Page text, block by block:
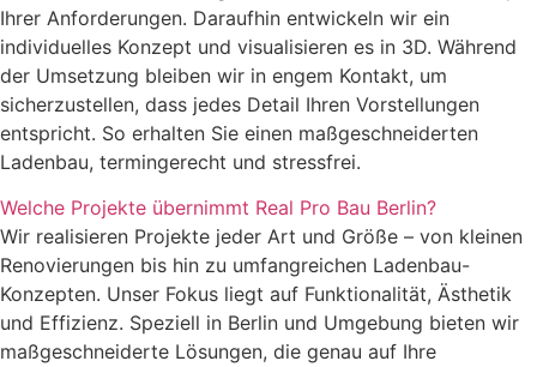
Ihrer Anforderungen. Daraufhin entwickeln wir ein
individuelles Konzept und visualisieren es in 3D. Während
der Umsetzung bleiben wir in engem Kontakt, um
sicherzustellen, dass jedes Detail Ihren Vorstellungen
entspricht. So erhalten Sie einen maßgeschneiderten
Ladenbau, termingerecht und stressfrei.
Welche Projekte übernimmt Real Pro Bau Berlin?
Wir realisieren Projekte jeder Art und Größe – von kleinen
Renovierungen bis hin zu umfangreichen Ladenbau-
Konzepten. Unser Fokus liegt auf Funktionalität, Ästhetik
und Effizienz. Speziell in Berlin und Umgebung bieten wir
maßgeschneiderte Lösungen, die genau auf Ihre